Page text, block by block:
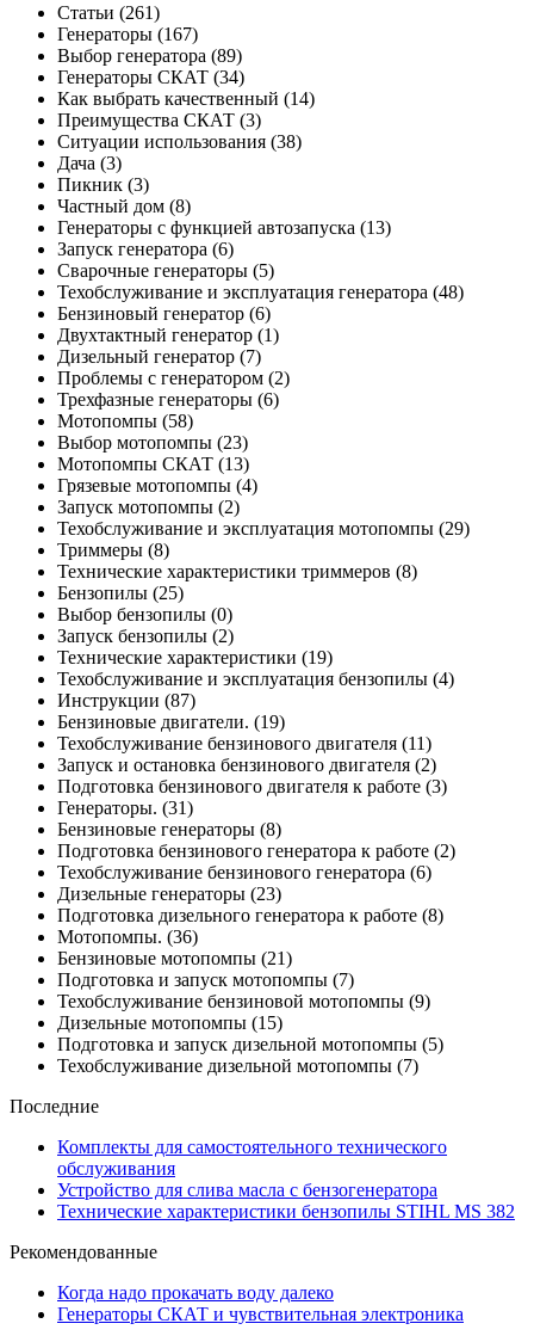
Статьи (261)
Генераторы (167)
Выбор генератора (89)
Генераторы СКАТ (34)
Как выбрать качественный (14)
Преимущества СКАТ (3)
Ситуации использования (38)
Дача (3)
Пикник (3)
Частный дом (8)
Генераторы с функцией автозапуска (13)
Запуск генератора (6)
Сварочные генераторы (5)
Техобслуживание и эксплуатация генератора (48)
Бензиновый генератор (6)
Двухтактный генератор (1)
Дизельный генератор (7)
Проблемы с генератором (2)
Трехфазные генераторы (6)
Мотопомпы (58)
Выбор мотопомпы (23)
Мотопомпы СКАТ (13)
Грязевые мотопомпы (4)
Запуск мотопомпы (2)
Техобслуживание и эксплуатация мотопомпы (29)
Триммеры (8)
Технические характеристики триммеров (8)
Бензопилы (25)
Выбор бензопилы (0)
Запуск бензопилы (2)
Технические характеристики (19)
Техобслуживание и эксплуатация бензопилы (4)
Инструкции (87)
Бензиновые двигатели. (19)
Техобслуживание бензинового двигателя (11)
Запуск и остановка бензинового двигателя (2)
Подготовка бензинового двигателя к работе (3)
Генераторы. (31)
Бензиновые генераторы (8)
Подготовка бензинового генератора к работе (2)
Техобслуживание бензинового генератора (6)
Дизельные генераторы (23)
Подготовка дизельного генератора к работе (8)
Мотопомпы. (36)
Бензиновые мотопомпы (21)
Подготовка и запуск мотопомпы (7)
Техобслуживание бензиновой мотопомпы (9)
Дизельные мотопомпы (15)
Подготовка и запуск дизельной мотопомпы (5)
Техобслуживание дизельной мотопомпы (7)
Последние
Комплекты для самостоятельного технического
обслуживания
Устройство для слива масла с бензогенератора
Технические характеристики бензопилы STIHL MS 382
Рекомендованные
Когда надо прокачать воду далеко
Генераторы СКАТ и чувствительная электроника